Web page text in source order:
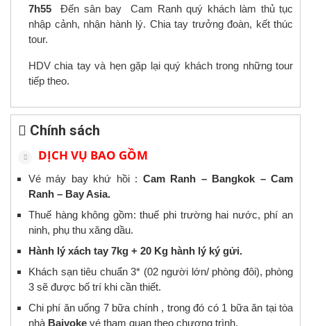
7h55 Đến sân bay Cam Ranh quý khách làm thủ tục
nhập cảnh, nhận hành lý. Chia tay trưởng đoàn, kết thúc
tour.
HDV chia tay và hẹn gặp lại quý khách trong những tour
tiếp theo.
Chính sách
DỊCH VỤ BAO GỒM
Vé máy bay khứ hồi : Cam Ranh – Bangkok – Cam
Ranh – Bay Asia.
Thuế hàng không gồm: thuế phi trường hai nước, phí an
ninh, phụ thu xăng dầu.
Hành lý xách tay 7kg + 20 Kg hành lý ký gửi.
Khách sạn tiêu chuẩn 3* (02 người lớn/ phòng đôi), phòng
3 sẽ được bố trí khi cần thiết.
Chi phí ăn uống 7 bữa chính , trong đó có 1 bữa ăn tại tòa
nhà Baiyoke vé tham quan theo chương trình.